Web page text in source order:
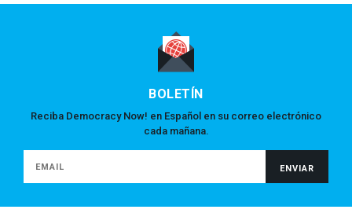
BOLETÍN
Reciba Democracy Now! en Español en su correo electrónico
cada mañana.